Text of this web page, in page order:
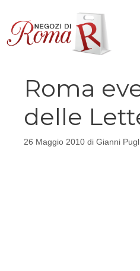
contenuto
Roma
delle
26 Maggio 2010 di Gianni